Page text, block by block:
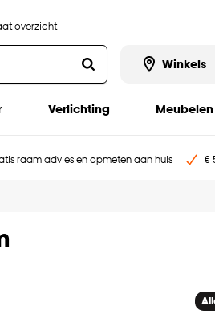
overzicht
Winkels
Verlichting Meubelen
raam advies en opmeten aan huis €